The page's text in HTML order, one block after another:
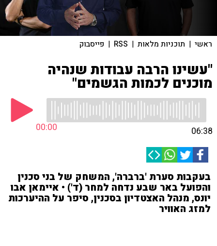
ראשי | תוכניות מלאות |
RSS
| פייסבוק
"עשינו הרבה עבודות שנהיה
מוכנים לכמות הגשמים"
00:00 06:38
בעקבות סערת 'ברברה', המשחק של בני סכנין
והפועל באר שבע נדחה למחר (ד') • איימאן אבו
יונס, מנהל האצטדיון בסכנין, סיפר על ההיערכות
למזג האוויר